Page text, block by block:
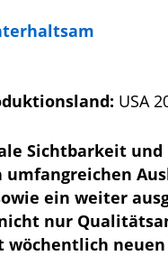
USA
Sichtbarkeit
ein weiter
nur
neuen